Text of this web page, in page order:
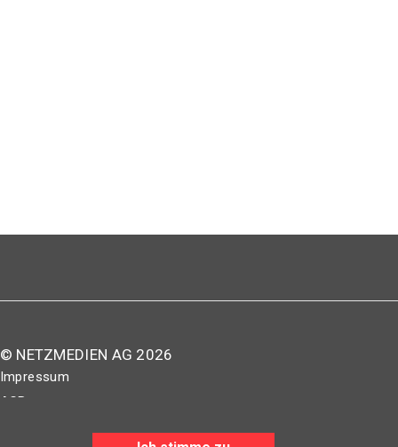
© NETZMEDIEN AG 2026
Impressum
AGB